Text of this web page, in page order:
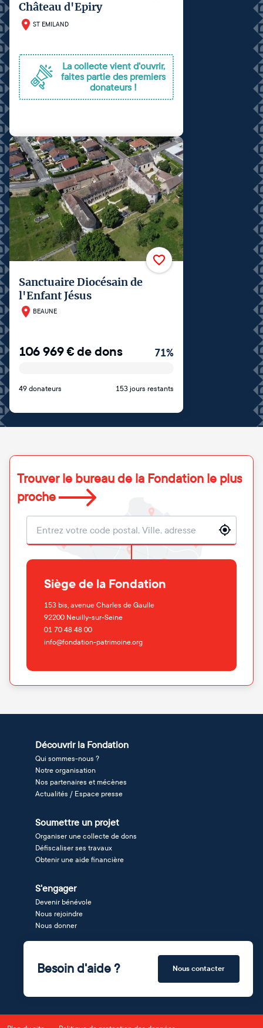
Château d'Epiry
ST EMILAND
La collecte vient d'ouvrir,
faites partie des premiers
donateurs !
Sanctuaire Diocésain de
l'Enfant Jésus
BEAUNE
106 969€de dons 71%
49 donateurs 153 jours restants
Trouver le bureau de la Fondation le plus
proche
Localisation
Siège de la Fondation
153 bis, avenue Charles de Gaulle
92200 Neuilly-sur-Seine
01 70 48 48 00
info@fondation-patrimoine.org
Découvrir la Fondation
Qui sommes-nous ?
Notre organisation
Nos partenaires et mécènes
Actualités / Espace presse
Soumettre un projet
Organiser une collecte de dons
Défiscaliser ses travaux
Obtenir une aide financière
S'engager
Devenir bénévole
Nous rejoindre
Nous donner
Besoin d'aide ? Nous contacter